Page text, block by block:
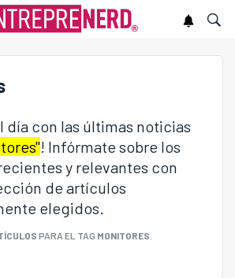
día con las últimas noticias
! Infórmate sobre los
y relevantes con
de artículos
elegidos.
PARA EL TAG MONITORES